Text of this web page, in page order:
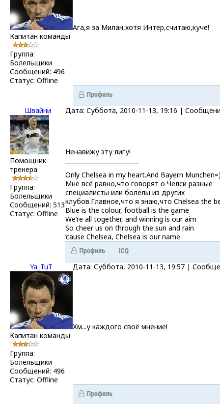
Капитан команды
Группа:
Болельщики
Сообщений: 496
Статус: Offline
Ага,я за Милан,хотя Интер,считаю,куче!
Швайни Дата: Суббота, 2010-11-13, 19:16 |
Помощник
тренера
Группа:
Болельщики
Сообщений: 513
Статус: Offline
Ненавижу эту лигу!
Only Chelsea in my heart.And Bayern
Мне всё равно,что говорят о Челси разные
специалисты или болелы из других
клубов.Главное,что я знаю,что Chelsea the
Blue is the colour, football is the game
We’re all together, and winning is our aim
So cheer us on through the sun and rain
’cause Chelsea, Chelsea is our name
Ya_TuT Дата: Суббота, 2010-11-13, 19:57 |
Капитан команды
Группа:
Болельщики
Сообщений: 496
Статус: Offline
Хм...у каждого своё мнение!